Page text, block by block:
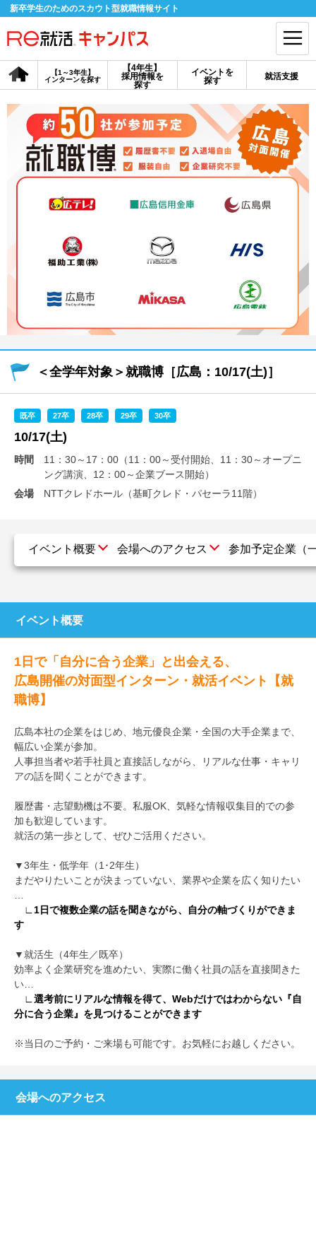
新卒学生のためのスカウト型就職情報サイト
【4年生】
採用情報を
探す
【1～3年生】
インターンを探す
イベントを
探す
就活支援
会員登録 ログイン
会員ID・パスワードを忘れた方はこちら
探す
【4年生】
採用情報を探す
【4年生】
説明会を探す
【1～3年生】
インターンを探す
イベントを探す スカウト
就活ノウハウ・サポート
適職診断
あなたに合う仕事を診断！
就活チャンネル
就活ニュースペーパー
不明点があればこちら
＜全学年対象＞就職博［広島：10/17(土)］
既卒 27卒 28卒 29卒 30卒
10/17(土)
時間
11：30～17：00（11：00～受付開始、11：30～オープニ
ング講演、12：00～企業ブース開始）
会場
NTTクレドホール（基町クレド・パセーラ11階）
イベント概要 会場へのアクセス 参加予定企業（
イベント概要
1日で「自分に合う企業」と出会える、
広島開催の対面型インターン・就活イベント【就
職博】
広島本社の企業をはじめ、地元優良企業・全国の大手企業まで、
幅広い企業が参加。
人事担当者や若手社員と直接話しながら、リアルな仕事・キャリ
アの話を聞くことができます。
履歴書・志望動機は不要。私服OK、気軽な情報収集目的での参
加も歓迎しています。
就活の第一歩として、ぜひご活用ください。
▼3年生・低学年（1･2年生）
まだやりたいことが決まっていない、業界や企業を広く知りたい
∟1日で複数企業の話を聞きながら、自分の軸づくりができま
す
▼就活生（4年生／既卒）
効率よく企業研究を進めたい、実際に働く社員の話を直接聞きた
い…
∟選考前にリアルな情報を得て、Webだけではわからない『自
分に合う企業』を見つけることができます
※当日のご予約・ご来場も可能です。お気軽にお越しください。
会場へのアクセス